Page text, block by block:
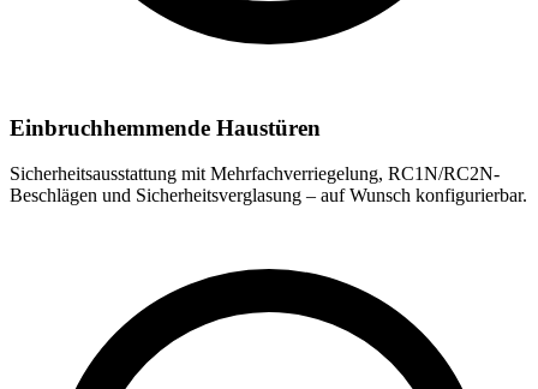
Einbruchhemmende Haustüren
Sicherheitsausstattung mit Mehrfachverriegelung, RC1N/RC2N-
Beschlägen und Sicherheitsverglasung – auf Wunsch konfigurierbar.